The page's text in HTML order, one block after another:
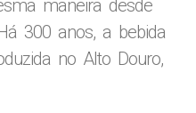
maneira desde
300 anos, a bebida
no Alto Douro,